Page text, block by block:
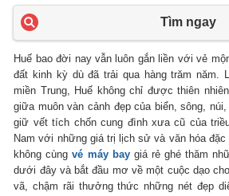
Tìm ngay
Huế bao đời nay vẫn luôn gắn liền với vẻ
đất kinh kỳ dù đã trải qua hàng trăm năm.
miền Trung, Huế không chỉ được thiên
giữa muôn vàn cảnh đẹp của biển, sông,
giữ vết tích chốn cung đình xưa cũ của
Nam với những giá trị lịch sử và văn hóa
không cùngvé máy baygiá rẻ ghé thăm
dưới đây và bắt đầu mơ về một cuộc dạo
vã, chậm rãi thưởng thức những nét đẹp